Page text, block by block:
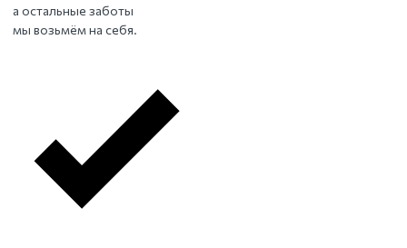
а остальные заботы
мы возьмём на себя.